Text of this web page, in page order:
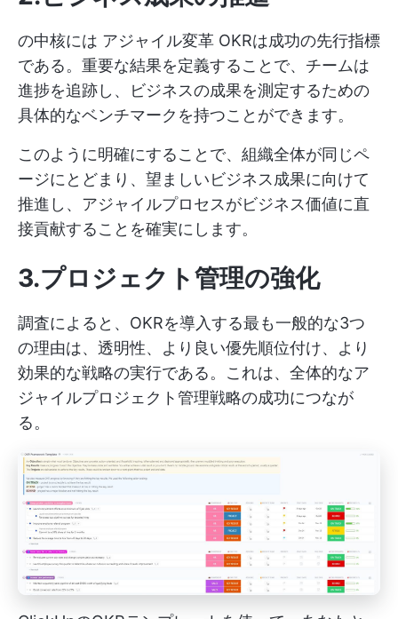
の中核には アジャイル変革 OKRは成功の先行指標
である。重要な結果を定義することで、チームは
進捗を追跡し、ビジネスの成果を測定するための
具体的なベンチマークを持つことができます。
このように明確にすることで、組織全体が同じペ
ージにとどまり、望ましいビジネス成果に向けて
推進し、アジャイルプロセスがビジネス価値に直
接貢献することを確実にします。
3.プロジェクト管理の強化
調査によると、OKRを導入する最も一般的な3つ
の理由は、透明性、より良い優先順位付け、より
効果的な戦略の実行である。これは、全体的なア
ジャイルプロジェクト管理戦略の成功につなが
る。